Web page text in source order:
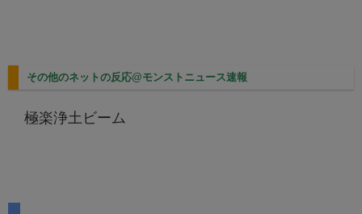
その他のネットの反応@モンストニュース速報
極楽浄土ビーム